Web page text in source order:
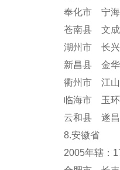
奉化市 宁
苍南县 文
湖州市 长
新昌县 金
衢州市 江
临海市 玉
云和县 遂
8.安徽省
2005年辖：